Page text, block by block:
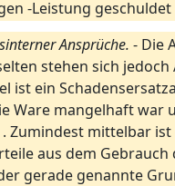
-Leistung
Ansprüche. - Die
stehen sich
ist ein
Ware mangelhaft
. Zumindest mittelbar ist
aus dem
gerade genannte